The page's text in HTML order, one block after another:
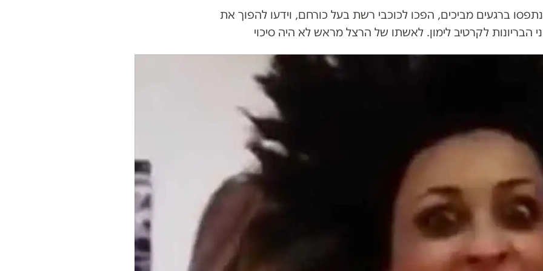
ברגעים מביכים, הפכו לכוכבי רשת בעל כורחם, וידעו להפוך את
הבריונות לקרטיב לימון. לאשתו של הרצל מראש לא היה סיכוי